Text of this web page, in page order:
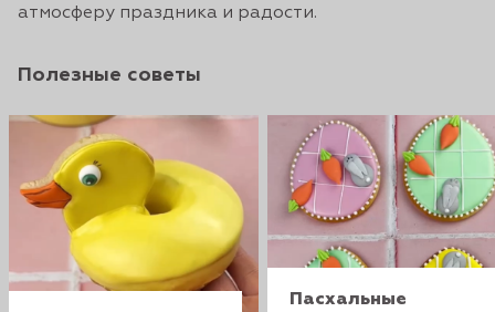
атмосферу праздника и радости.
Полезные советы
Пасхальные